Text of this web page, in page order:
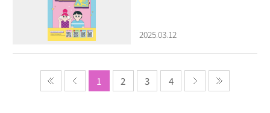
2025.03.12
1 2 3 4